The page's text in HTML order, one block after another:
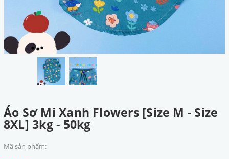
Áo Sơ Mi Xanh Flowers [Size M - Size
8XL] 3kg - 50kg
Mã sản phẩm: